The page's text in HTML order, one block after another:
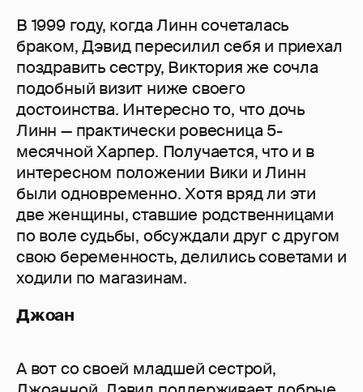
В 1999 году, когда Линн сочеталась
браком, Дэвид пересилил себя и приехал
поздравить сестру, Виктория же сочла
подобный визит ниже своего
достоинства. Интересно то, что дочь
Линн — практически ровесница 5-
месячной Харпер. Получается, что и в
интересном положении Вики и Линн
были одновременно. Хотя вряд ли эти
две женщины, ставшие родственницами
по воле судьбы, обсуждали друг с другом
свою беременность, делились советами и
ходили по магазинам.
Джоан
А вот со своей младшей сестрой,